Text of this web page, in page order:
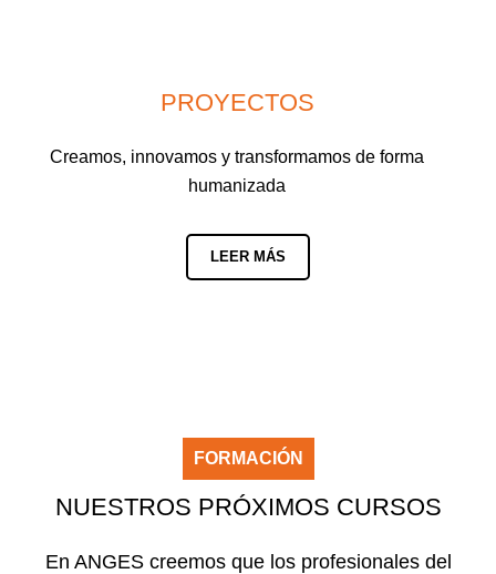
PROYECTOS
Creamos, innovamos y transformamos de forma
humanizada
LEER MÁS
FORMACIÓN
NUESTROS PRÓXIMOS CURSOS
En ANGES creemos que los profesionales del